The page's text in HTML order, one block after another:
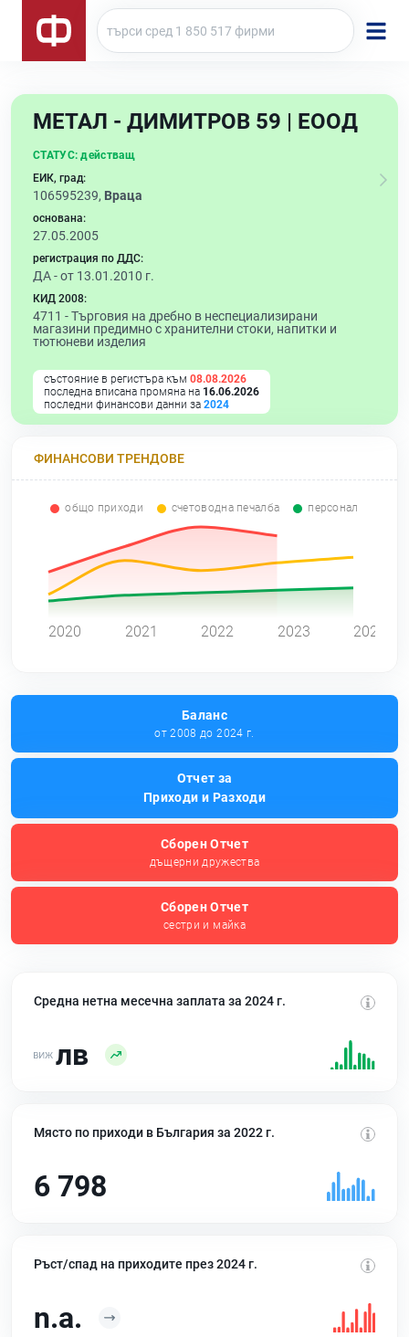
МЕТАЛ - ДИМИТРОВ 59 | ЕООД
СТАТУС: действащ
ЕИК, град:
106595239, Враца
основана:
27.05.2005
регистрация по ДДС:
ДА - от 13.01.2010 г.
КИД 2008:
4711 -Търговия на дребно в неспециализирани
магазини предимно с хранителни стоки, напитки и
тютюневи изделия
състояние в регистъра към 08.08.2026
последна вписана промяна на 16.06.2026
последни финансови данни за 2024
ФИНАНСОВИ ТРЕНДОВЕ
общо приходи счетоводна печалба персонал
2020 2021 2022 2023 2024
Баланс
от 2008 до 2024 г.
Отчет за
Приходи и Разходи
Сборен Отчет
дъщерни дружества
Сборен Отчет
сестри и майка
Средна нетна месечна заплата за 2024 г.
лв
Място по приходи в България за 2022 г.
6 798
Ръст/спад на приходите през 2024 г.
n.a.